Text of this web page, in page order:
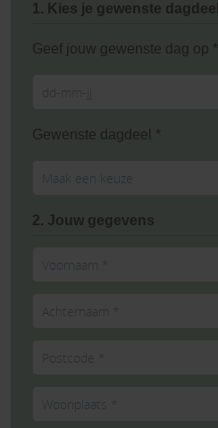
1. Kies je gewenste dagdeel
Geef jouw gewenste dag op *
Gewenste dagdeel *
2. Jouw gegevens